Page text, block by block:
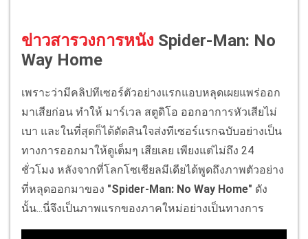
ข่าวสารวงการหนัง Spider-Man: No
Way Home
เพราะว่ามีคลิปทีเซอร์ตัวอย่างแรกแอบหลุดเผยแพร่ออก
มาเสียก่อน ทำให้ มาร์เวล สตูดิโอ ออกอาการหัวเสียไม่
เบา และในที่สุดก็ได้ตัดสินใจส่งทีเซอร์แรกฉบับอย่างเป็น
ทางการออกมาให้ดูเต็มๆ เสียเลย เพียงแต่ไม่ถึง 24
ชั่วโมง หลังจากที่โลกโซเชียลมีเดียได้พูดถึงภาพตัวอย่าง
ที่หลุดออกมาของ "Spider-Man: No Way Home" ดัง
นั้น...นี่จึงเป็นภาพแรกของภาคใหม่อย่างเป็นทางการ